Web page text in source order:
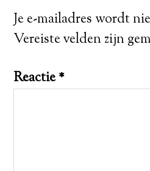
Je e-mailadres wordt
Vereiste velden zijn
Reactie*